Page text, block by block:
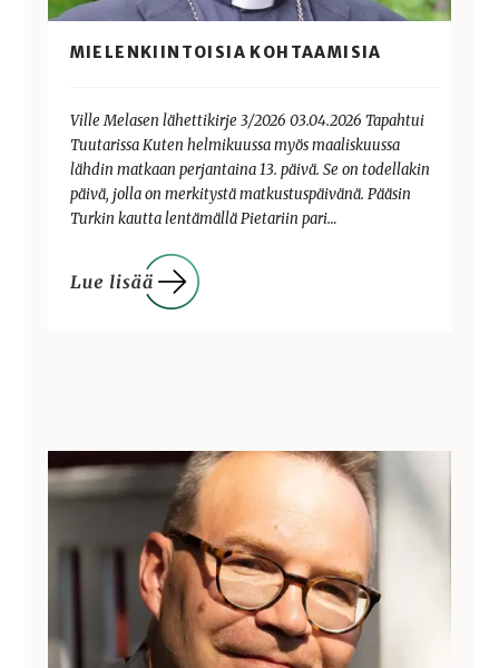
MIELENKIINTOISIA KOHTAAMISIA
Ville Melasen lähettikirje 3/2026 03.04.2026 Tapahtui
Tuutarissa Kuten helmikuussa myös maaliskuussa
lähdin matkaan perjantaina 13. päivä. Se on todellakin
päivä, jolla on merkitystä matkustuspäivänä. Pääsin
Turkin kautta lentämällä Pietariin pari…